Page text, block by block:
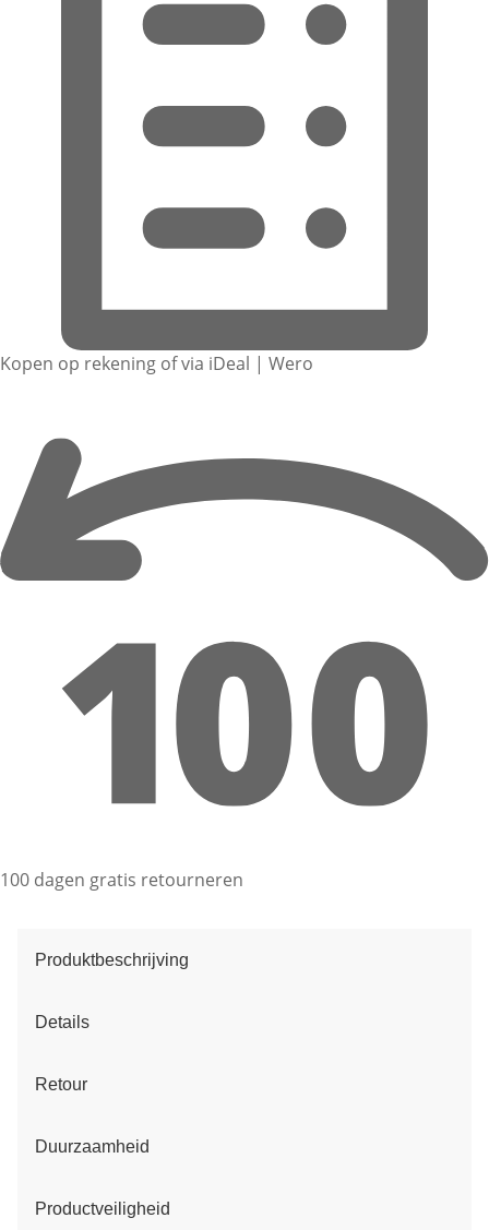
Kopen op rekening of via iDeal | Wero
100 dagen gratis retourneren
Produktbeschrijving
Details
Retour
Duurzaamheid
Productveiligheid